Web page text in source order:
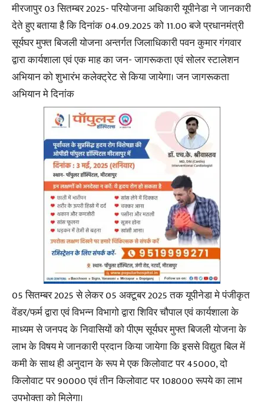
मीरजापुर 03 सितम्बर 2025- परियोजना अधिकारी यूपीनेडा ने जानकारी
देते हुए बताया है कि दिनांक 04.09.2025 को 11.00 बजे प्रधानमंत्री
सूर्यघर मुफ्त बिजली योजना अन्तर्गत जिलाधिकारी पवन कुमार गंगवार
द्वारा कार्यशाला एवं एक माह का जन- जागरूकता एवं सोलर स्टालेशन
अभियान को शुभारंभ कलेक्ट्रेट से किया जायेगा। जन जागरूकता
अभियान मे दिनांक
05 सितम्बर 2025 से लेकर 05 अक्टूबर 2025 तक यूपीनेडा मे पंजीकृत
वेंडर/फर्म द्वारा एवं विभन्न विभागो द्वारा शिविर चौपाल एवं कार्यशाला के
माध्यम से जनपद के निवासियों को पीएम सूर्यघर मुफ्त बिजली योजना के
लाभ के विषय मे जानकारी प्रदान किया जायेगा कि इससे विद्युत बिल में
कमी के साथ ही अनुदान के रूप मे एक किलोवाट पर 45000, दो
किलोवाट पर 90000 एवं तीन किलोवाट पर 108000 रूपये का लाभ
उपभोक्ता को मिलेगा।